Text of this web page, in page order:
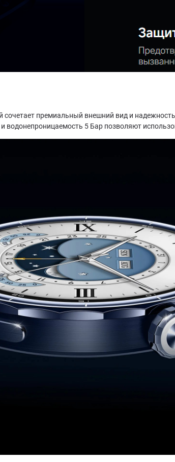
премиальный внешний вид и
водонепроницаемость 5 Бар позволяют